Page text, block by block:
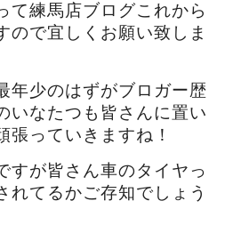
て練馬店ブログこれから
ので宜しくお願い致しま
年少のはずがブロガー歴
いなたつも皆さんに置い
張っていきますね！
すが皆さん車のタイヤっ
れてるかご存知でしょう